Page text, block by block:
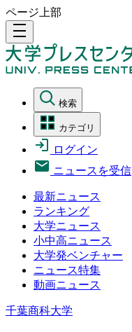
ページ上部
density_medium
検索
カテゴリ
ログイン
ニュースを受信
最新ニュース
ランキング
大学ニュース
小中高ニュース
大学発ベンチャー
ニュース特集
動画ニュース
千葉商科大学